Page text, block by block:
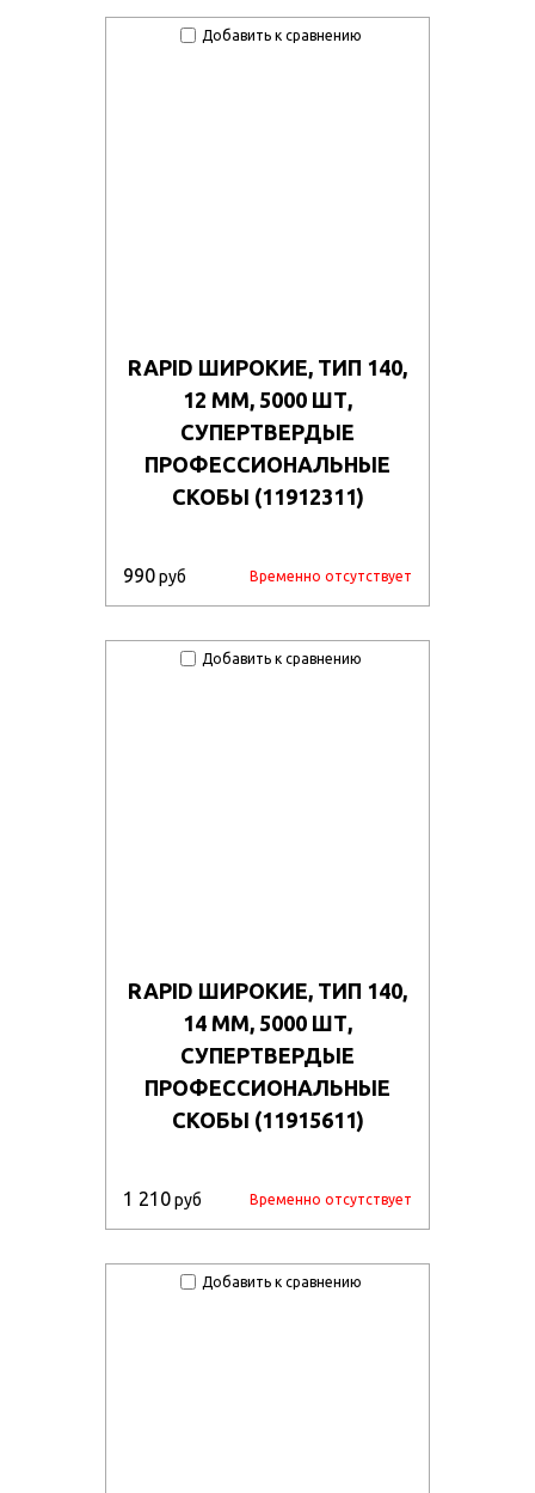
Добавить к сравнению
RAPID ШИРОКИЕ, ТИП 140,
12 ММ, 5000 ШТ,
СУПЕРТВЕРДЫЕ
ПРОФЕССИОНАЛЬНЫЕ
СКОБЫ (11912311)
990руб Временно отсутствует
Добавить к сравнению
RAPID ШИРОКИЕ, ТИП 140,
14 ММ, 5000 ШТ,
СУПЕРТВЕРДЫЕ
ПРОФЕССИОНАЛЬНЫЕ
СКОБЫ (11915611)
1 210руб Временно отсутствует
Добавить к сравнению